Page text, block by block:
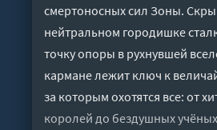
смертоносных сил Зоны.
нейтральном городишке
точку опоры в рухнувшей
кармане лежит ключ к
за которым охотятся все: от
королей до бездушных